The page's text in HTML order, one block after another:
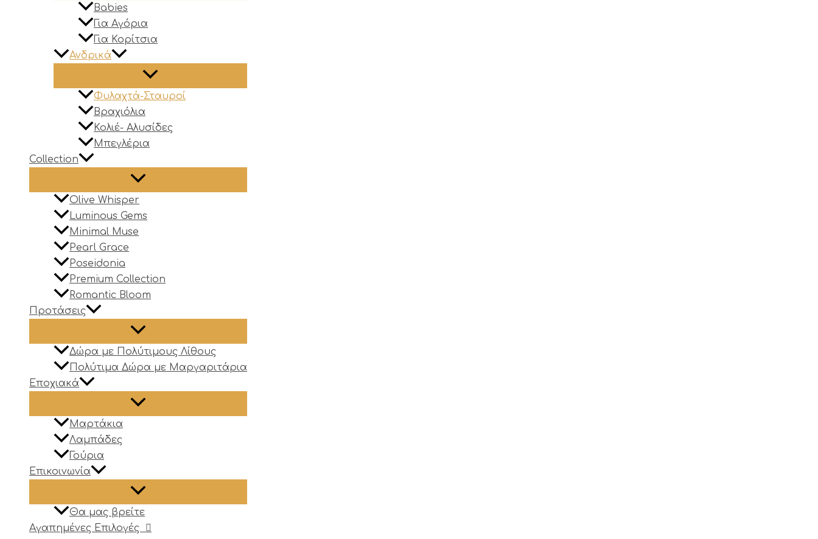
Babies
Για Αγόρια
Για Κορίτσια
Ανδρικά
Φυλαχτά-Σταυροί
Βραχιόλια
Κολιέ- Αλυσίδες
Μπεγλέρια
Collection
Olive Whisper
Luminous Gems
Minimal Muse
Pearl Grace
Poseidonia
Premium Collection
Romantic Bloom
Προτάσεις
Δώρα με Πολύτιμους Λίθους
Πολύτιμα Δώρα με Μαργαριτάρια
Εποχιακά
Μαρτάκια
Λαμπάδες
Γούρια
Επικοινωνία
Θα μας βρείτε
Αγαπημένες Επιλογές